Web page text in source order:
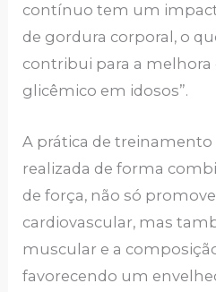
contínuo tem um
de gordura corporal, o
contribui para a melhora
glicêmico em idosos”.
A prática de
realizada de forma
de força, não só
cardiovascular, mas
muscular e a
favorecendo um